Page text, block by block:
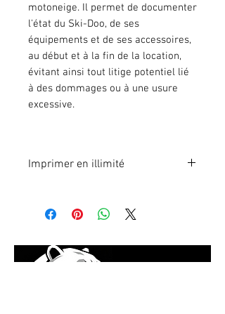
motoneige. Il permet de documenter
l'état du Ski-Doo, de ses
équipements et de ses accessoires,
au début et à la fin de la location,
évitant ainsi tout litige potentiel lié
à des dommages ou à une usure
excessive.
Imprimer en illimité
illimité. Pour 1 poste.
ligne, vous recevrez
immédiatement le lien du fichier à